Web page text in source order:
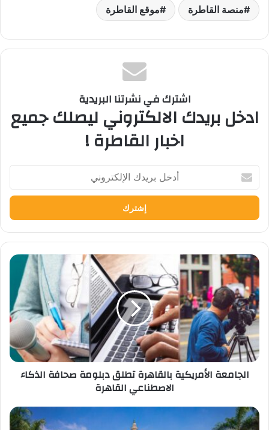
منصة القاطرة موقع القاطرة
اشترك في نشرتنا البريدية
ادخل بريدك الالكتروني ليصلك جميع
اخبار القاطرة !
أدخل
بريدك
الإلكتروني
الجامعة
الأمريكية
بالقاهرة
تطلق
دبلومة
صحافة
الذكاء
الاصطناعي
القاهرة
الجامعة الأمريكية بالقاهرة تطلق دبلومة صحافة الذكاء
الاصطناعي القاهرة
الجامعة
البريطانية